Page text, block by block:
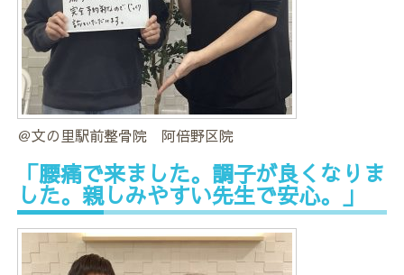
＠文の里駅前整骨院 阿倍野区院
「腰痛で来ました。調子が良くなりま
した。親しみやすい先生で安心。」